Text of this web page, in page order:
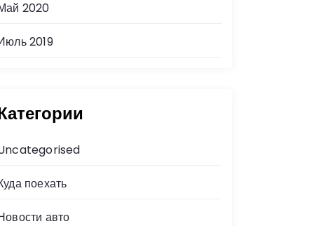
2020
2019
поехать
авто